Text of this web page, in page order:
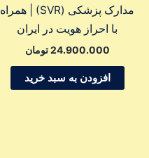
مدارک پزشکی (SVR) | همراه
با احراز هویت در ایران
24.900.000 تومان
افزودن به سبد خرید